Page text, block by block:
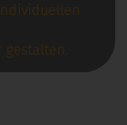
gestalten.